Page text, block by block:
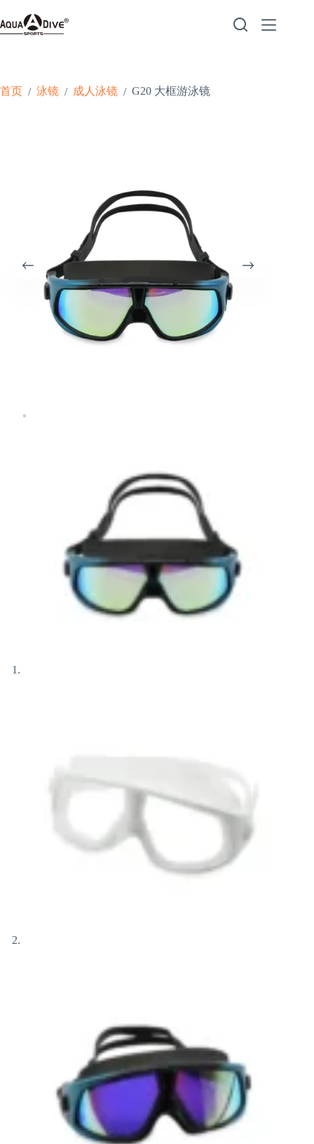
至
内
首页 / 泳镜 / 成人泳镜 / G20 大框游泳镜